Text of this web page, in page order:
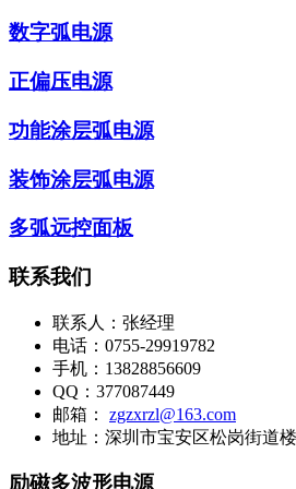
数字弧电源
正偏压电源
功能涂层弧电源
装饰涂层弧电源
多弧远控面板
联系我们
联系人： 张经理
电话： 0755-29919782
手机： 13828856609
QQ： 377087449
邮箱：
zgzxrzl@163.com
地址： 深圳市宝安区松岗街道
励磁多波形电源